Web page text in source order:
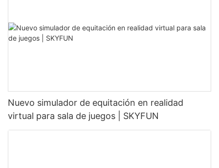
Nuevo simulador de equitación en realidad
virtual para sala de juegos | SKYFUN